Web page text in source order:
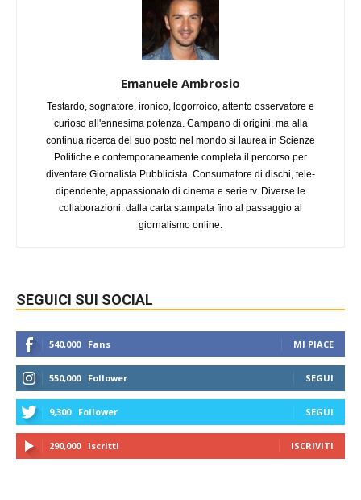
Emanuele Ambrosio
Testardo, sognatore, ironico, logorroico, attento osservatore e
curioso all'ennesima potenza. Campano di origini, ma alla
continua ricerca del suo posto nel mondo si laurea in Scienze
Politiche e contemporaneamente completa il percorso per
diventare Giornalista Pubblicista. Consumatore di dischi, tele-
dipendente, appassionato di cinema e serie tv. Diverse le
collaborazioni: dalla carta stampata fino al passaggio al
giornalismo online.
SEGUICI SUI SOCIAL
540,000 Fans MI PIACE
550,000 Follower SEGUI
9,300 Follower SEGUI
290,000 Iscritti ISCRIVITI